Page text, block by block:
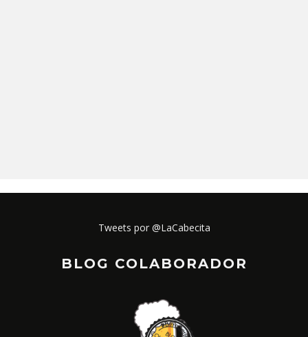
Tweets por @LaCabecita
BLOG COLABORADOR